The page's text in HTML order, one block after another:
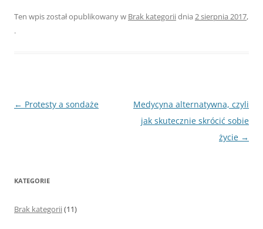
Ten wpis został opublikowany w Brak kategoriidnia 2 sierpnia 2017,
.
Nawigacja
← Protesty a sondaże
Medycyna alternatywna, czyli
jak skutecznie skrócić sobie
życie →
KATEGORIE
Brak kategorii(11)